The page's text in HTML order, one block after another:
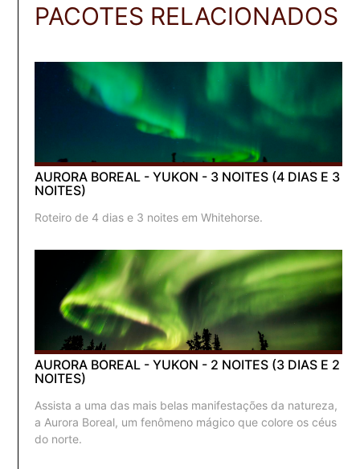
PACOTES RELACIONADOS
AURORA BOREAL - YUKON - 3 NOITES (4 DIAS E 3
NOITES)
Roteiro de 4 dias e 3 noites em Whitehorse.
AURORA BOREAL - YUKON - 2 NOITES (3 DIAS E 2
NOITES)
Assista a uma das mais belas manifestações da natureza,
a Aurora Boreal, um fenômeno mágico que colore os céus
do norte.